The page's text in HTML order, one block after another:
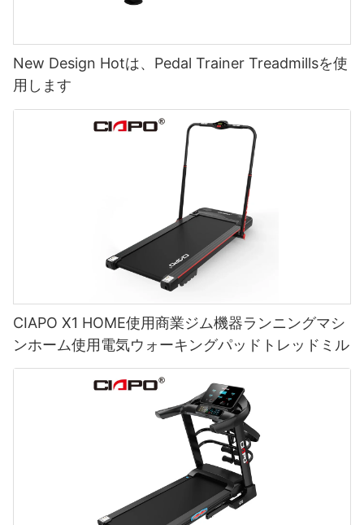
New Design Hotは、Pedal Trainer Treadmillsを使
用します
CIAPO X1 HOME使用商業ジム機器ランニングマシ
ンホーム使用電気ウォーキングパッドトレッドミル